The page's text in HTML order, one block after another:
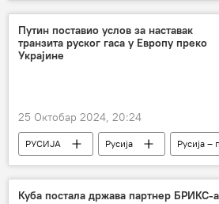
Путин поставио услов за наставак
транзита руског гаса у Европу преко
Украјине
25 Октобар 2024, 20:24
РУСИЈА Русија
Русија –
руски гас
Украјина
Владимир Путин
Куба постала држава партнер БРИКС-а